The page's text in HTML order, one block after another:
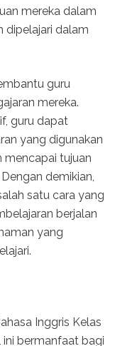
mereka dalam
dipelajari dalam
guru
mereka.
guru dapat
yang digunakan
mencapai tujuan
demikian,
satu cara yang
berjalan
yang
Inggris Kelas
ini bermanfaat bagi